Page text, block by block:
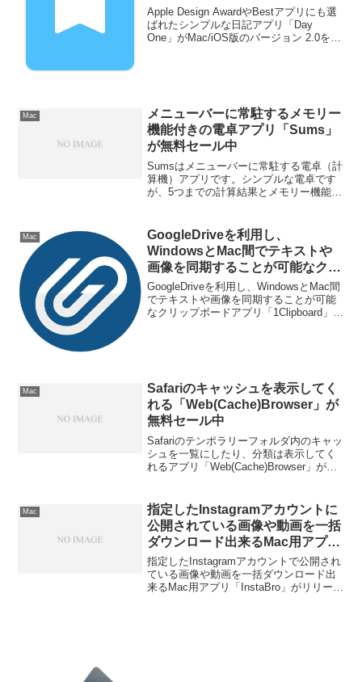
Mac/iOS版のバージョン 2.0を 2
月4日にリリース。
Apple Design AwardやBestアプリにも選
ばれたシンプルな日記アプリ「Day
One」がMac/iOS版のバージョン 2.0を 2
Mac
メニューバーに常駐するメモリー
機能付きの電卓アプリ「Sums」
が無料セール中
Sumsはメニューバーに常駐する電卓（計
算機）アプリです。シンプルな電卓です
が、5つまでの計算結果とメモリー機能を
Mac
GoogleDriveを利用し、
WindowsとMac間でテキストや
画像を同期することが可能なクリ
ップボードアプリ
「1Clipboard」がBeta版を公
開。
GoogleDriveを利用し、WindowsとMac間
でテキストや画像を同期することが可能
なクリップボードアプリ「1Clipboard」が
Mac
Safariのキャッシュを表示してく
れる「Web(Cache)Browser」が
無料セール中
Safariのテンポラリーフォルダ内のキャッ
シュを一覧にしたり、分類は表示してく
れるアプリ「Web(Cache)Browser」が無
５つで、ダウンロード（キャッシュ）さ
れた動画のExportなども可能です。詳細
は以下から。
Mac
指定したInstagramアカウントに
公開されている画像や動画を一括
ダウンロード出来るMac用アプリ
「InstaBro」がリリース。
指定したInstagramアカウントで公開され
ている画像や動画を一括ダウンロード出
来るMac用アプリ「InstaBro」がリリース